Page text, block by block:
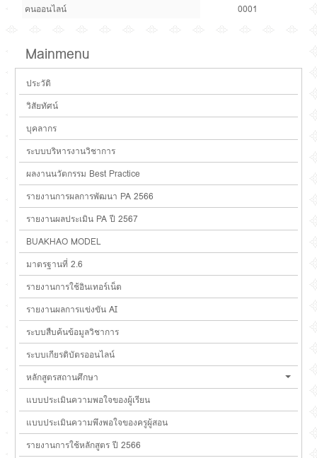
คนออนไลน์
0001
Mainmenu
ประวัติ
วิสัยทัศน์
บุคลากร
ระบบบริหารงานวิชาการ
ผลงานนวัตกรรม Best Practice
รายงานการผลการพัฒนา PA 2566
รายงานผลประเมิน PA ปี 2567
BUAKHAO MODEL
มาตรฐานที่ 2.6
รายงานการใช้อินเทอร์เน็ต
รายงานผลการแข่งขัน AI
ระบบสืบค้นข้อมูลวิชาการ
ระบบเกียรติบัตรออนไลน์
หลักสูตรสถานศึกษา
แบบประเมินความพอใจของผู้เรียน
แบบประเมินความพึงพอใจของครูผู้สอน
รายงานการใช้หลักสูตร ปี 2566